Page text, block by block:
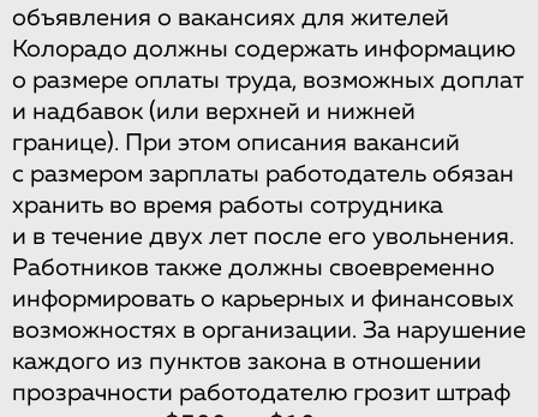
объявления о вакансиях для жителей
Колорадо должны содержать информацию
о размере оплаты труда, возможных доплат
и надбавок (или верхней и нижней
границе). При этом описания вакансий
с размером зарплаты работодатель обязан
хранить во время работы сотрудника
и в течение двух лет после его увольнения.
Работников также должны своевременно
информировать о карьерных и финансовых
возможностях в организации. За нарушение
каждого из пунктов закона в отношении
прозрачности работодателю грозит штраф